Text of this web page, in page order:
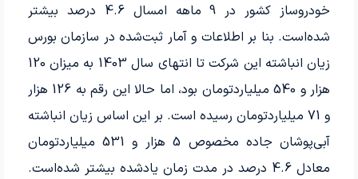
خودروساز کشور در 9 ماهه امسال 4.6‌ درصد بیشتر
شده‌است. بنا بر اطلاعات و آمار ثبت‌شده در سازمان بورس
هزار و 540‌ میلیارد‌تومان بود، اما حالا این رقم به 126‌ هزار
و 71‌ میلیارد‌تومان رسیده‌ است. بر این اساس زیان انباشته
آبی‌پوشان جاده مخصوص 5‌ هزار و 531‌ میلیارد‌تومان
معادل 4.6‌ درصد در مدت زمان یادشده بیشتر شده‌است.